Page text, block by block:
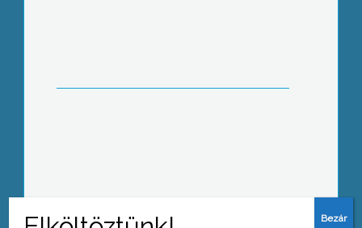
Kevés szőlő, de jó bor Markazon